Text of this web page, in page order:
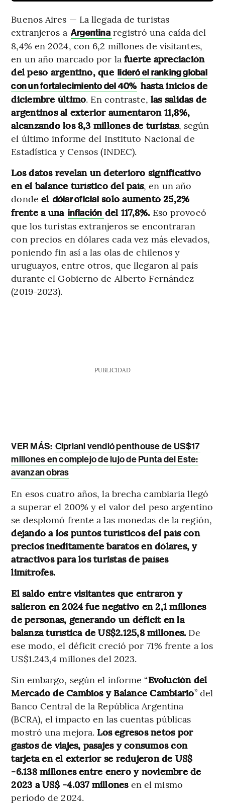
Buenos Aires — La llegada de turistas
extranjeros a Argentina registró una caída del
8,4% en 2024, con 6,2 millones de visitantes,
en un año marcado por la fuerte apreciación
del peso argentino, que lideró el ranking global
con un fortalecimiento del 40% hasta inicios de
diciembre último. En contraste, las salidas de
argentinos al exterior aumentaron 11,8%,
alcanzando los 8,3 millones de turistas, según
el último informe del Instituto Nacional de
Estadística y Censos (INDEC).
Los datos revelan un deterioro significativo
en el balance turístico del país, en un año
donde el dólar oficial solo aumentó 25,2%
frente a una inflación del 117,8%. Eso provocó
que los turistas extranjeros se encontraran
con precios en dólares cada vez más elevados,
poniendo fin así a las olas de chilenos y
uruguayos, entre otros, que llegaron al país
durante el Gobierno de Alberto Fernández
(2019-2023).
PUBLICIDAD
VER MÁS: Cipriani vendió penthouse de US$17
millones en complejo de lujo de Punta del Este:
avanzan obras
En esos cuatro años, la brecha cambiaria llegó
a superar el 200% y el valor del peso argentino
se desplomó frente a las monedas de la región,
dejando a los puntos turísticos del país con
precios ineditamente baratos en dólares, y
atractivos para los turistas de países
limítrofes.
El saldo entre visitantes que entraron y
salieron en 2024 fue negativo en 2,1 millones
de personas, generando un déficit en la
balanza turística de US$2.125,8 millones. De
ese modo, el déficit creció por 71% frente a los
US$1.243,4 millones del 2023.
Sin embargo, según el informe “Evolución del
Mercado de Cambios y Balance Cambiario” del
Banco Central de la República Argentina
(BCRA), el impacto en las cuentas públicas
mostró una mejora. Los egresos netos por
gastos de viajes, pasajes y consumos con
tarjeta en el exterior se redujeron de US$
-6.138 millones entre enero y noviembre de
2023 a US$ -4.037 millonesen el mismo
período de 2024.